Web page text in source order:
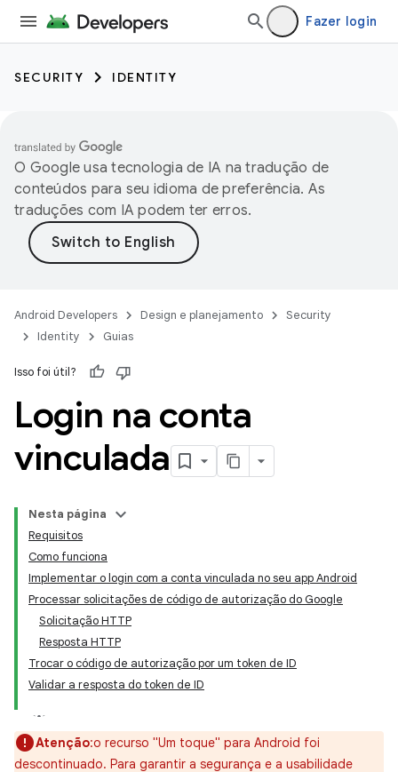
Fazer login
SECURITY IDENTITY
O Google usa tecnologia de IA na tradução de
conteúdos para seu idioma de preferência. As
traduções com IA podem ter erros.
Android Developers Design e planejamento
Security
Identity
Guias
Isso foi útil?
Login na conta
vinculada
Nesta página
Requisitos
Como funciona
Implementar o login com a conta vinculada no seu app Android
Processar solicitações de código de autorização do Google
Solicitação HTTP
Resposta HTTP
Trocar o código de autorização por um token de ID
Validar a resposta do token de ID
Atenção:o recurso "Um toque" para Android foi
descontinuado. Para garantir a segurança e a usabilidade